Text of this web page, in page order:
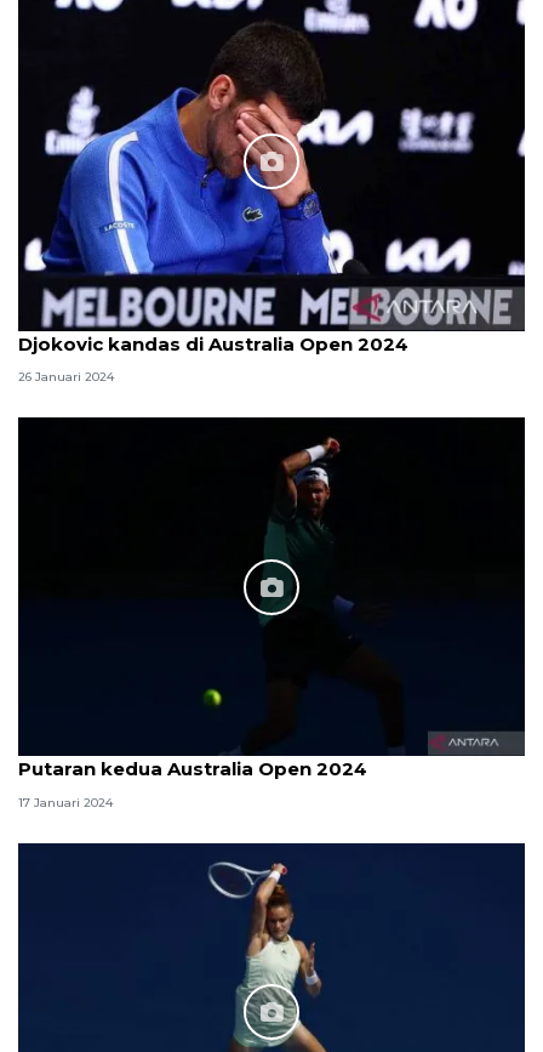
Djokovic kandas di Australia Open 2024
26 Januari 2024
Putaran kedua Australia Open 2024
17 Januari 2024